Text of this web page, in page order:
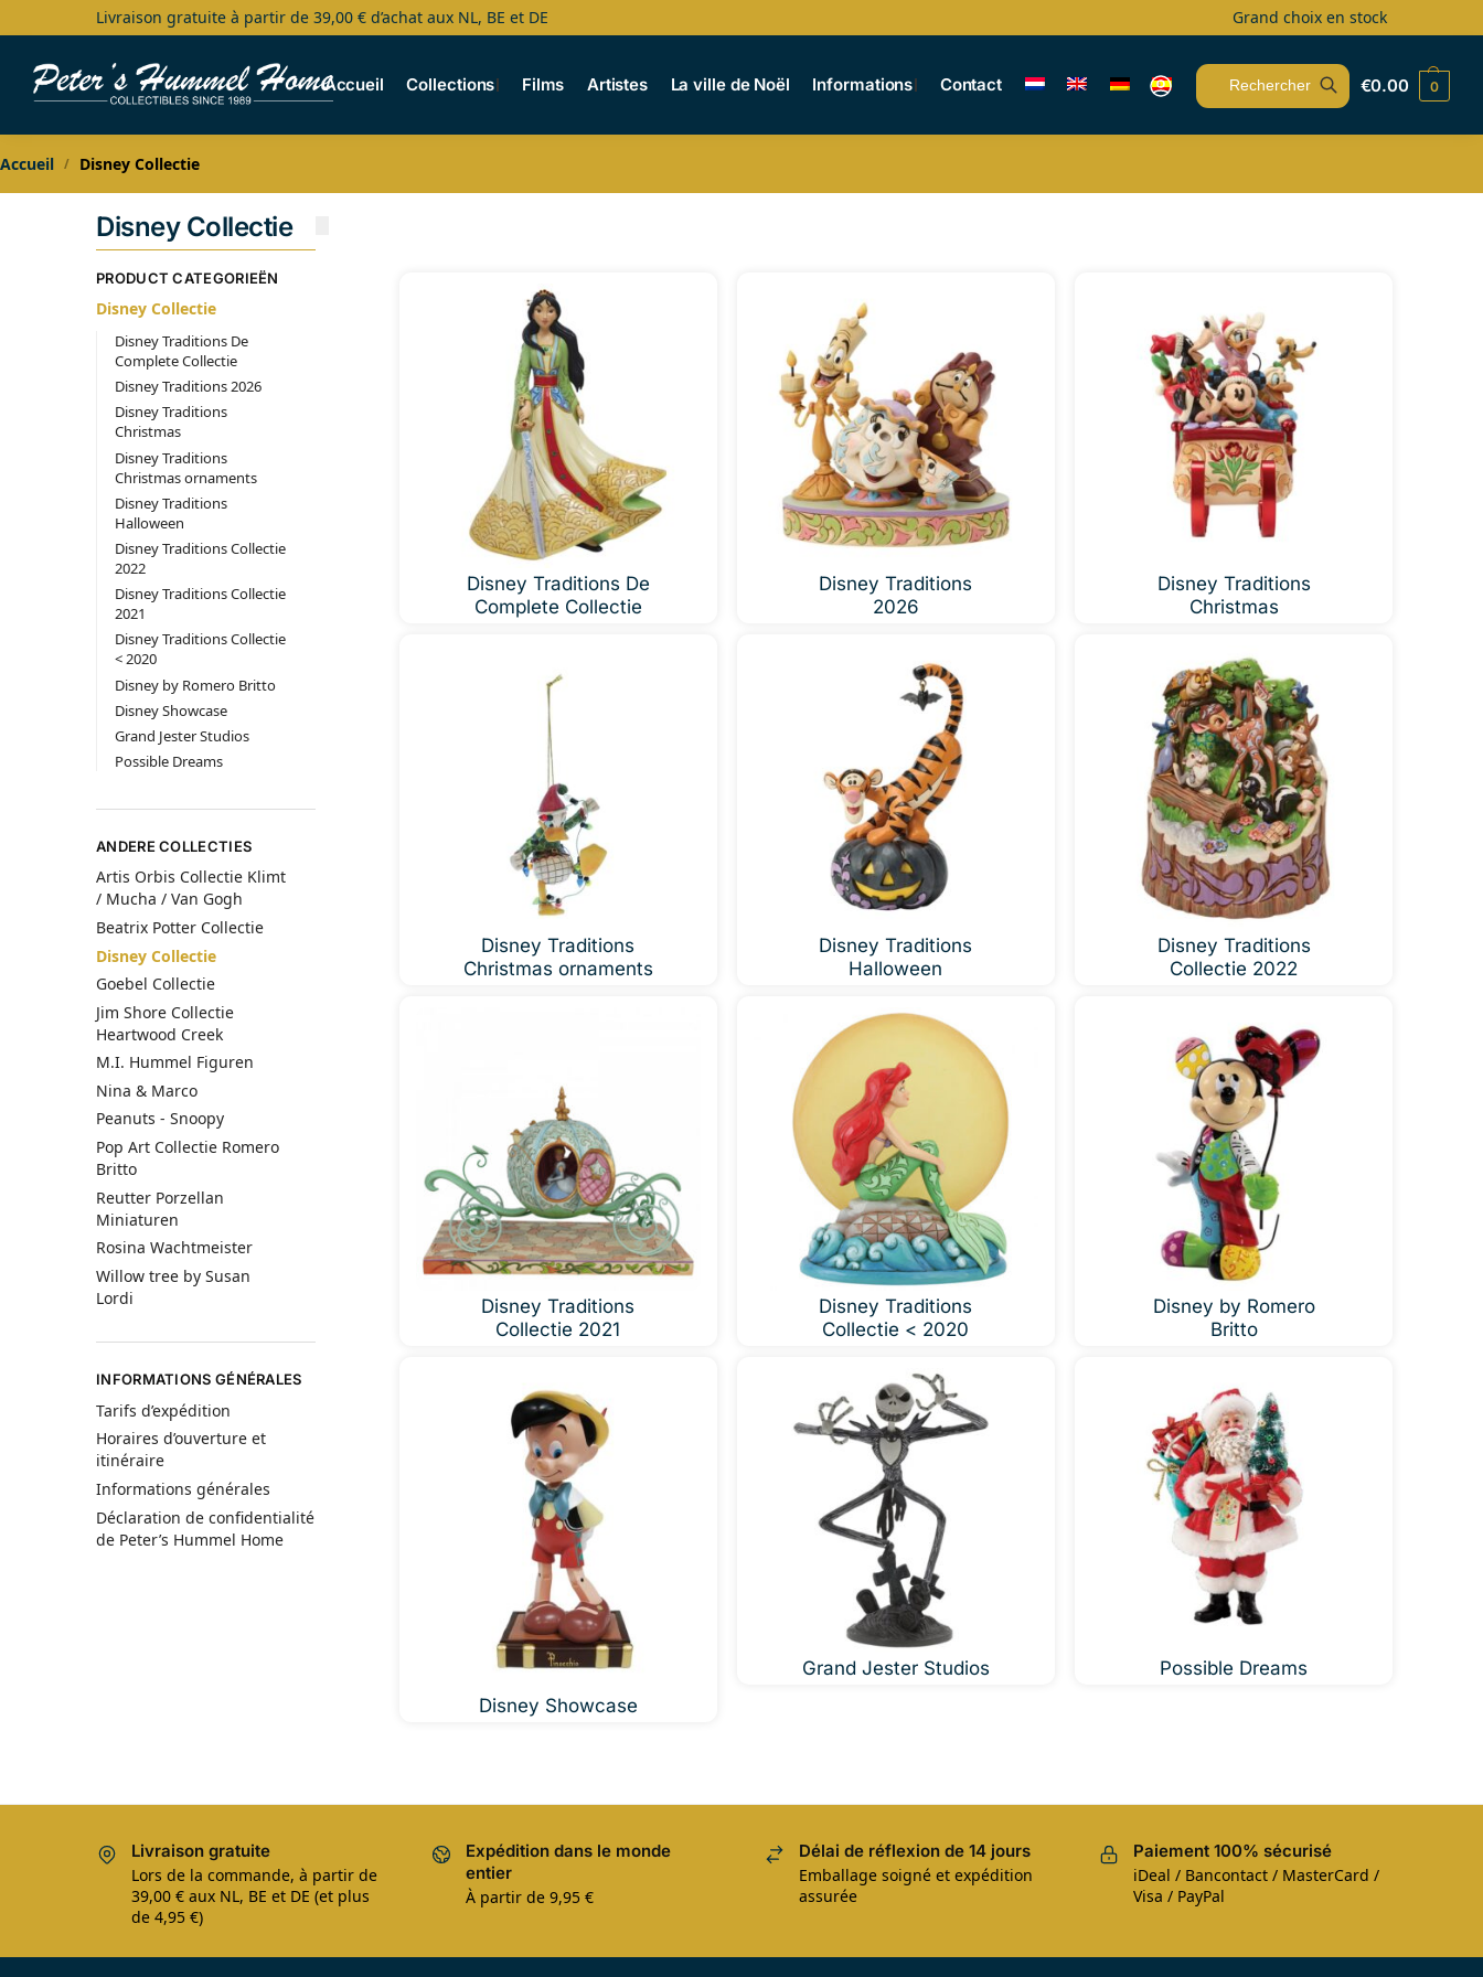
Livraison gratuite à partir de 39,00 € d’achat aux NL, BE et DE Grand choix en stock
Accueil Collections Films Artistes La ville de Noël Informations Contact
Search
€0.00 0
Accueil / Disney Collectie
Disney Traditions De
Complete Collectie
Disney Traditions
2026
Disney Traditions
Christmas
Disney Traditions
Christmas ornaments
Disney Traditions
Halloween
Disney Traditions
Collectie 2022
Disney Traditions
Collectie 2021
Disney Traditions
Collectie < 2020
Disney by Romero
Britto
Disney Showcase
Grand Jester Studios Possible Dreams
Disney Collectie
PRODUCT CATEGORIEËN
Disney Collectie
Disney Traditions De
Complete Collectie
Disney Traditions 2026
Disney Traditions
Christmas
Disney Traditions
Christmas ornaments
Disney Traditions
Halloween
Disney Traditions Collectie
2022
Disney Traditions Collectie
2021
Disney Traditions Collectie
< 2020
Disney by Romero Britto
Disney Showcase
Grand Jester Studios
Possible Dreams
ANDERE COLLECTIES
Artis Orbis Collectie Klimt
/ Mucha / Van Gogh
Beatrix Potter Collectie
Disney Collectie
Goebel Collectie
Jim Shore Collectie
Heartwood Creek
M.I. Hummel Figuren
Nina & Marco
Peanuts - Snoopy
Pop Art Collectie Romero
Britto
Reutter Porzellan
Miniaturen
Rosina Wachtmeister
Willow tree by Susan
Lordi
INFORMATIONS GÉNÉRALES
Tarifs d’expédition
Horaires d’ouverture et
itinéraire
Informations générales
Déclaration de confidentialité
de Peter’s Hummel Home
Livraison gratuite
Lors de la commande, à partir de
39,00 € aux NL, BE et DE (et plus
de 4,95 €)
Expédition dans le monde
entier
À partir de 9,95 €
Délai de réflexion de 14 jours
Emballage soigné et expédition
assurée
Paiement 100% sécurisé
iDeal / Bancontact / MasterCard /
Visa / PayPal